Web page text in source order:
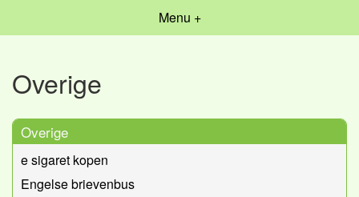
Menu +
Overige
Overige
e sigaret kopen
Engelse brievenbus